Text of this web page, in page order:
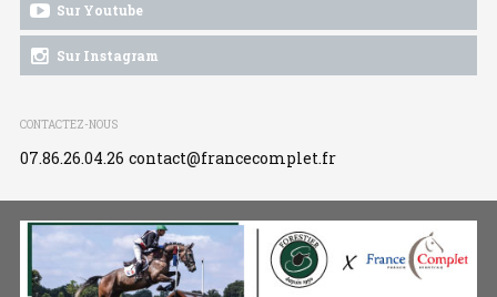
Sur Youtube
Sur Instagram
CONTACTEZ-NOUS
07.86.26.04.26 contact@francecomplet.fr